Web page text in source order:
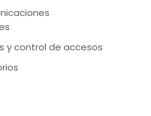
y control de accesos